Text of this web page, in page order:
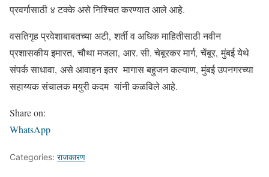
प्रवर्गासाठी ४ टक्के असे निश्चित करण्यात आले आहे.
वसतिगृह प्रवेशाबाबतच्या अटी, शर्ती व अधिक माहितीसाठी नवीन
प्रशासकीय इमारत, चौथा मजला, आर. सी. चेबूरकर मार्ग, चेंबूर, मुंबई येथे
संपर्क साधावा, असे आवाहन इतर मागास बहुजन कल्याण, मुंबई उपनगरच्या
सहाय्यक संचालक मयुरी कदम यांनी कळविले आहे.
Share on:
WhatsApp
Categories: राजकारण